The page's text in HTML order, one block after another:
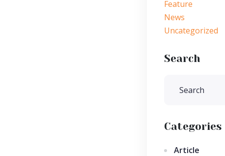
Feature
News
Uncategorized
Search
Categories
Article